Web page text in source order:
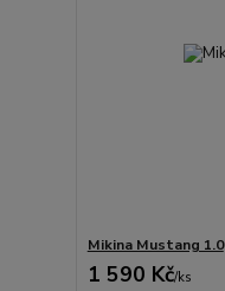
Mikina Mustang 1.0
1 590 Kč/ks